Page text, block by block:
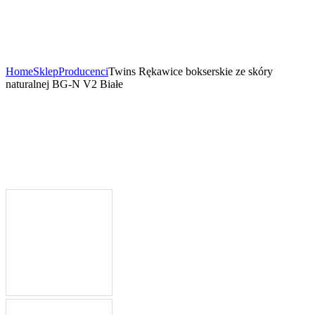
HomeSklepProducenciTwins Rękawice bokserskie ze skóry
naturalnej BG-N V2 Białe